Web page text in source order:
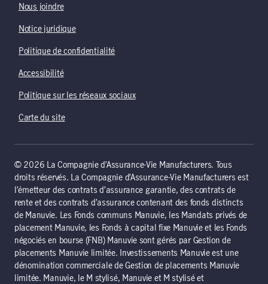
Nous joindre
Notice juridique
Politique de confidentialité
Accessibilité
Politique sur les réseaux sociaux
Carte du site
© 2026 La Compagnie d’Assurance-Vie Manufacturers. Tous
droits réservés. La Compagnie d’Assurance-Vie Manufacturers est
l’émetteur des contrats d’assurance garantie, des contrats de
rente et des contrats d’assurance contenant des fonds distincts
de Manuvie. Les Fonds communs Manuvie, les Mandats privés de
placement Manuvie, les Fonds à capital fixe Manuvie et les Fonds
négociés en bourse (FNB) Manuvie sont gérés par Gestion de
placements Manuvie limitée. Investissements Manuvie est une
dénomination commerciale de Gestion de placements Manuvie
limitée. Manuvie, le M stylisé, Manuvie et M stylisé et